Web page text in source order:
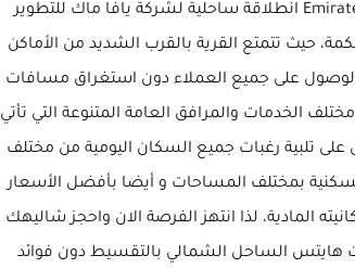
قرية الامارات هايتس الساحل الشمالي Emirates Heights North Coast انطلاقة ساحلية لشركة يافا ماك للتطوير
حيث تتمتع القرية بالقرب الشديد من الأماكن
الوصول على جميع العملاء دون استغراق مسافات
الخدمات والمرافق العامة المتنوعة التي تأتي
على تلبية رغبات جميع السكان اليومية من مختلف
بمختلف المساحات و أيضا بأفضل الأسعار
المادية، لذا انتهز الفرصة الان واحجز شاليهك
هايتس الساحل الشمالي بالتقسيط دون فوائد